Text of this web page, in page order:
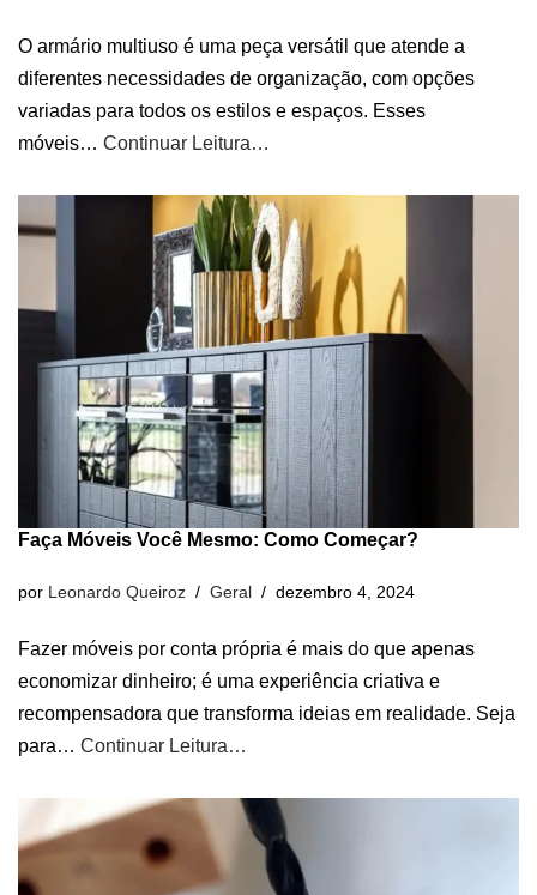
O armário multiuso é uma peça versátil que atende a
diferentes necessidades de organização, com opções
variadas para todos os estilos e espaços. Esses
móveis… Continuar Leitura…
Faça Móveis Você Mesmo: Como Começar?
por Leonardo Queiroz Geral dezembro 4, 2024
Fazer móveis por conta própria é mais do que apenas
economizar dinheiro; é uma experiência criativa e
recompensadora que transforma ideias em realidade. Seja
para… Continuar Leitura…